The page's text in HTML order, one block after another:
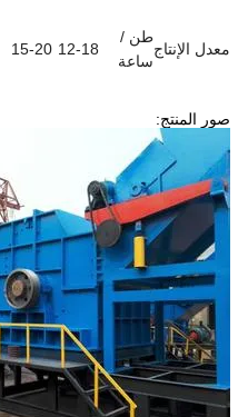
معدل الإنتاج
طن /
ساعة
12-18
15-20
صور المنتج: